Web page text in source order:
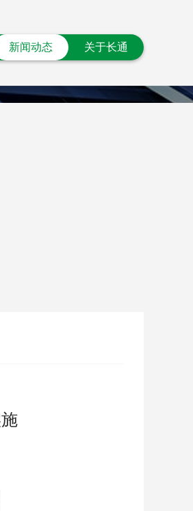
新闻动态 关于长通